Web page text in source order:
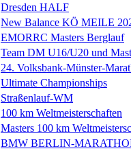
Dresden HALF
New Balance KÖ MEILE
EMORRC Masters Berglauf
Team DM U16/U20 und
24. Volksbank-Münster-
Ultimate Championships
Straßenlauf-WM
100 km Weltmeisterschaften
Masters 100 km
BMW BERLIN-